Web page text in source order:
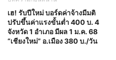
เฮ! รับปีใหม่ บอร์ดค่าจ้างมีมติ
ปรับขึ้นค่าแรงขั้นต่ำ 400 บ. 4
จังหวัด 1 อำเภอ มีผล 1 ม.ค. 68
“เชียงใหม่” อ.เมือง 380 บ./วัน